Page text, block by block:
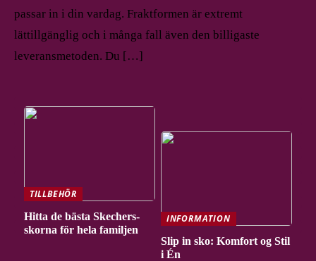
passar in i din vardag. Fraktformen är extremt
lättillgänglig och i många fall även den billigaste
leveransmetoden. Du […]
TILLBEHÖR
Hitta de bästa Skechers-
skorna för hela familjen
INFORMATION
Slip in sko: Komfort og Stil
i Én